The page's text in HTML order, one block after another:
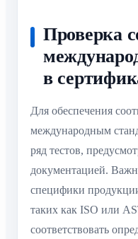
Проверка
в
Для обеспечения
международным
ряд тестов,
документацией.
специфики
таких как ISO или
соответствовать